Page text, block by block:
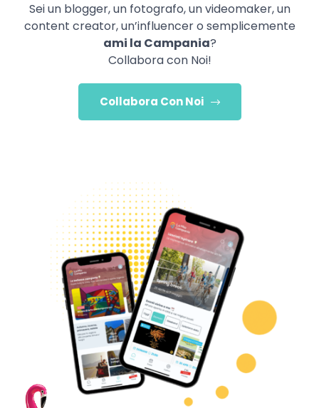
Sei un blogger, un fotografo, un videomaker, un
content creator, un’influencer o semplicemente
ami la Campania?
Collabora con Noi!
Collabora Con Noi